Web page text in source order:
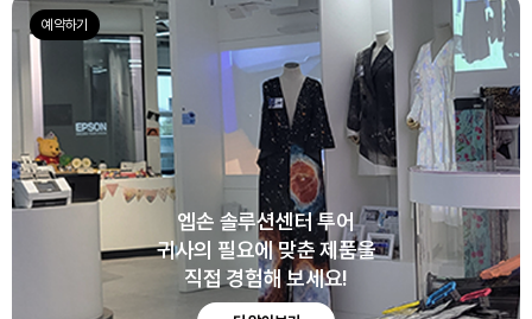
엡손 솔루션센터 투어
귀사의 필요에 맞춘 제품을
직접 경험해 보세요!
예약하기